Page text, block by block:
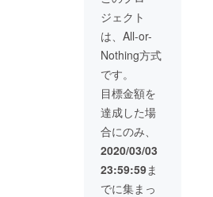
ンカして・
仲直りする
《あたりま
え》の毎日
が《いつま
でも》続く
ための施設
づくりにご
支援をお願
いいたしま
す。
記載く
ださ
い。
ジェクト
は、All-or-
Nothing方式
です。
目標金額を
達成した場
合にのみ、
2020/03/03
23:59:59ま
でに集まっ